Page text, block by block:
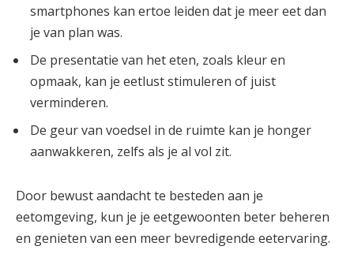
smartphones kan ertoe leiden dat je meer eet dan
je van plan was.
De presentatie van het eten, zoals kleur en
opmaak, kan je eetlust stimuleren of juist
verminderen.
De geur van voedsel in de ruimte kan je honger
aanwakkeren, zelfs als je al vol zit.
Door bewust aandacht te besteden aan je
eetomgeving, kun je je eetgewoonten beter beheren
en genieten van een meer bevredigende eetervaring.